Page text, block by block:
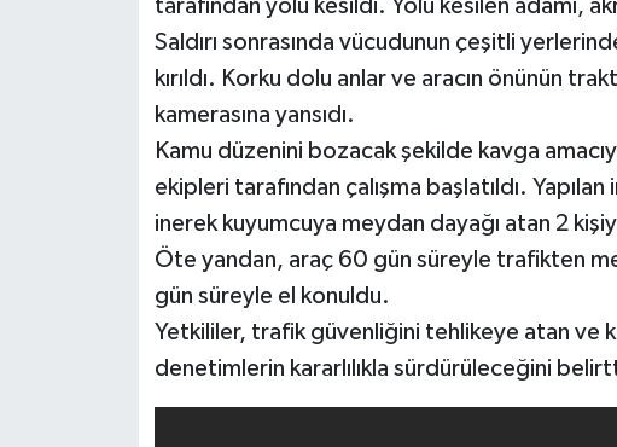
tarafından yolu kesildi. Yolu kesilen adamı,
Saldırı sonrasında vücudunun çeşitli
kırıldı. Korku dolu anlar ve aracın önünün
kamerasına yansıdı.
Kamu düzenini bozacak şekilde kavga
ekipleri tarafından çalışma başlatıldı.
inerek kuyumcuya meydan dayağı atan 2
Öte yandan, araç 60 gün süreyle trafikten
gün süreyle el konuldu.
Yetkililer, trafik güvenliğini tehlikeye atan ve
denetimlerin kararlılıkla sürdürüleceğini